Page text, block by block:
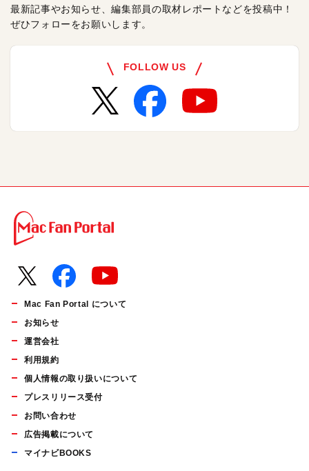
最新記事やお知らせ、編集部員の取材レポートなどを投稿中！
ぜひフォローをお願いします。
FOLLOW US
Mac Fan Portal について
お知らせ
運営会社
利用規約
個人情報の取り扱いについて
プレスリリース受付
お問い合わせ
広告掲載について
マイナビBOOKS